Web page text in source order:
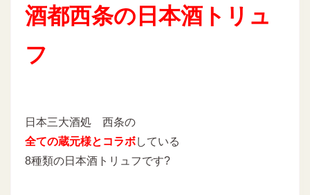
酒都西条の日本酒トリュ
フ
日本三大酒処 西条の
全ての蔵元様とコラボしている
8種類の日本酒トリュフです?